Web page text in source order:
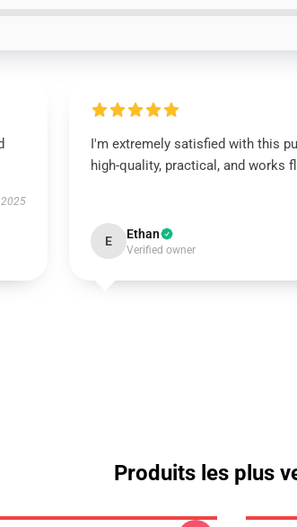
2025
I'm extremely satisfied with this
high-quality, practical, and works
E Ethan
Verified owner
Produits les plus